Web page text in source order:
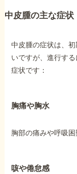
中皮腫の主な症状
中皮腫の症状は、
いですが、進行す
症状です：
胸痛や胸水
胸部の痛みや呼吸
咳や倦怠感